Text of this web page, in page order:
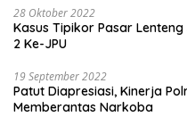
28 Oktober 2022
Kasus Tipikor Pasar
2 Ke-JPU
19 September 2022
Patut Diapresiasi, Kinerja
Memberantas Narkoba